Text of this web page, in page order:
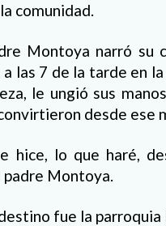
comunidad.
Montoya narró
las 7 de la tarde en
le ungió sus
desde ese
hice, lo que haré,
padre Montoya.
fue la